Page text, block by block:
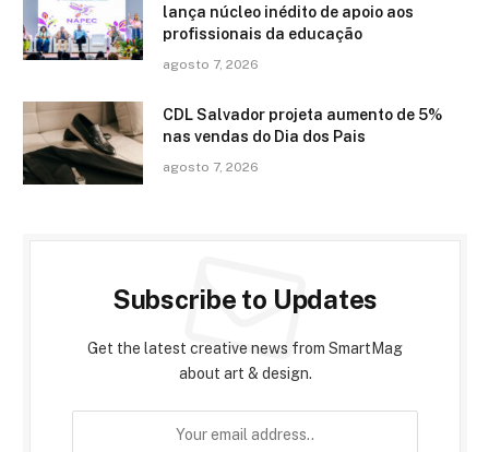
lança núcleo inédito de apoio aos
profissionais da educação
agosto 7, 2026
CDL Salvador projeta aumento de 5%
nas vendas do Dia dos Pais
agosto 7, 2026
Subscribe to Updates
Get the latest creative news from SmartMag
about art & design.